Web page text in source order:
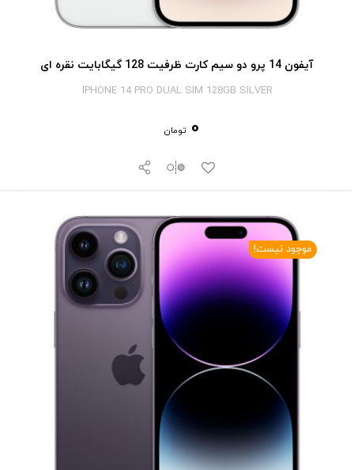
آیفون 14 پرو دو سیم کارت ظرفیت 128 گیگابایت نقره ای
IPHONE 14 PRO DUAL SIM 128GB SILVER
0 تومان
موجود نیست!